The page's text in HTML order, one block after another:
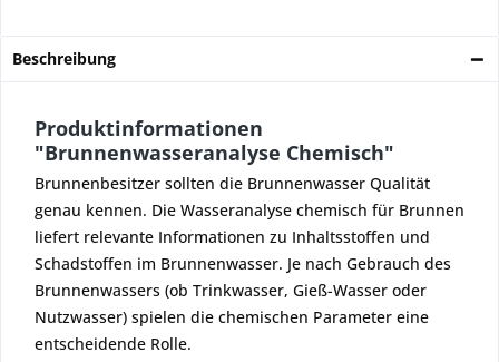
Beschreibung
Produktinformationen
"Brunnenwasseranalyse Chemisch"
Brunnenbesitzer sollten die Brunnenwasser Qualität
genau kennen. Die Wasseranalyse chemisch für Brunnen
liefert relevante Informationen zu Inhaltsstoffen und
Schadstoffen im Brunnenwasser. Je nach Gebrauch des
Brunnenwassers (ob Trinkwasser, Gieß-Wasser oder
Nutzwasser) spielen die chemischen Parameter eine
entscheidende Rolle.